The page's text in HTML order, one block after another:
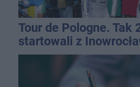
Tour de Pologne. Tak
startowali z